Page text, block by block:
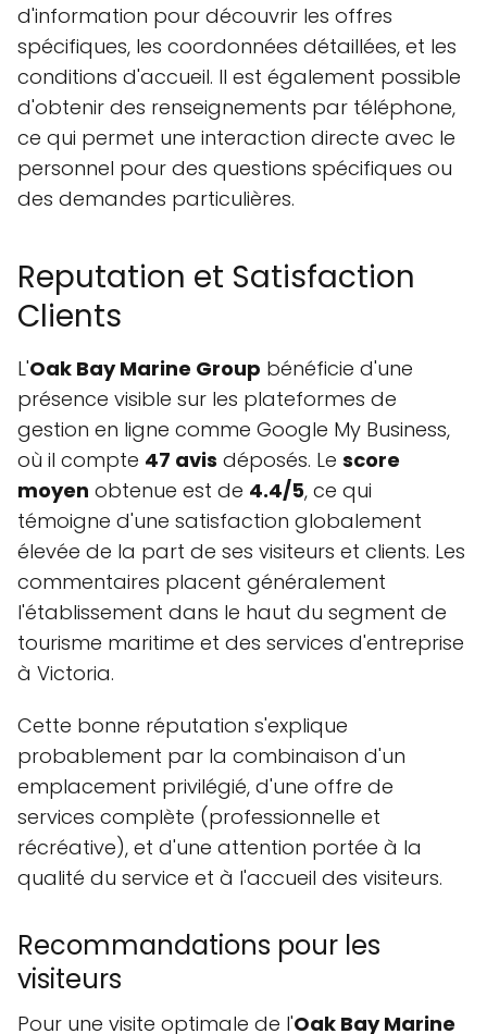
d'information pour découvrir les offres
spécifiques, les coordonnées détaillées, et les
conditions d'accueil. Il est également possible
d'obtenir des renseignements par téléphone,
ce qui permet une interaction directe avec le
personnel pour des questions spécifiques ou
des demandes particulières.
Reputation et Satisfaction
Clients
L'Oak Bay Marine Group bénéficie d'une
présence visible sur les plateformes de
gestion en ligne comme Google My Business,
où il compte 47 avis déposés. Le score
moyen obtenue est de 4.4/5, ce qui
témoigne d'une satisfaction globalement
élevée de la part de ses visiteurs et clients. Les
commentaires placent généralement
l'établissement dans le haut du segment de
tourisme maritime et des services d'entreprise
à Victoria.
Cette bonne réputation s'explique
probablement par la combinaison d'un
emplacement privilégié, d'une offre de
services complète (professionnelle et
récréative), et d'une attention portée à la
qualité du service et à l'accueil des visiteurs.
Recommandations pour les
visiteurs
Pour une visite optimale de l'Oak Bay Marine